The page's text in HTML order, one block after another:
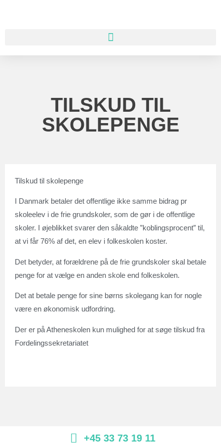
TILSKUD TIL
SKOLEPENGE
Tilskud til skolepenge
I Danmark betaler det offentlige ikke samme bidrag pr
skoleelev i de frie grundskoler, som de gør i de offentlige
skoler. I øjeblikket svarer den såkaldte ”koblingsprocent” til,
at vi får 76% af det, en elev i folkeskolen koster.
Det betyder, at forældrene på de frie grundskoler skal betale
penge for at vælge en anden skole end folkeskolen.
Det at betale penge for sine børns skolegang kan for nogle
være en økonomisk udfordring.
Der er på Atheneskolen kun mulighed for at søge tilskud fra
Fordelingssekretariatet
+45 33 73 19 11